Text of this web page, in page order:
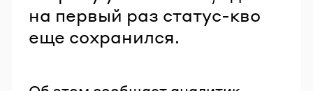
на первый раз статус-кво
еще сохранился.